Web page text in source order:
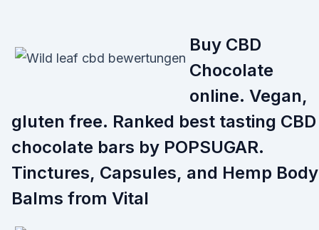
Buy CBD
Chocolate
online. Vegan,
gluten free. Ranked best tasting CBD
chocolate bars by POPSUGAR.
Tinctures, Capsules, and Hemp Body
Balms from Vital